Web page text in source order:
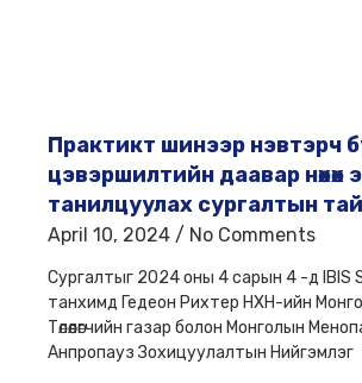
Практикт шинээр нэвтэрч
цэвэршилтийн даавар нөхөх
танилцуулах сургалтын
April 10, 2024 No Comments
Сургалтыг 2024 оны 4 сарын 4 -д IBIS
танхимд Гедеон Рихтер НХН-ийн
Төлөөлөгчийн газар болон Монголын
Анпропауз Зохицуулалтын Нийгэмлэг